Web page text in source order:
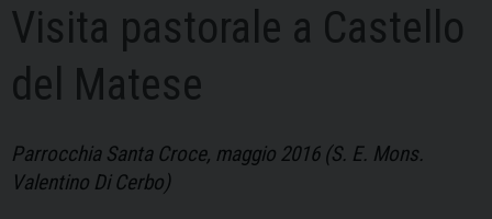
Visita pastorale a Castello
del Matese
Parrocchia Santa Croce, maggio 2016 (S. E. Mons.
Valentino Di Cerbo)